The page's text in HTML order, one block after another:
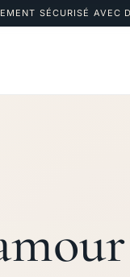
SÉCURISÉ AVEC